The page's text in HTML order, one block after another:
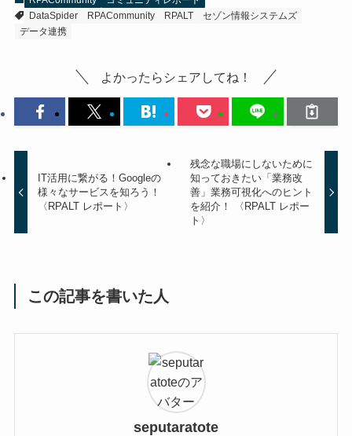
DataSpider
RPACommunity RPALT
セゾン情報システムズ
データ連携
よかったらシェアしてね！
IT活用に繋がる！Googleの
様々なサービスを知ろう！
〈RPALT レポート〉
残念な職場にしないために
知っておきたい「業務改
善」業務可視化へのヒント
を紹介！ 〈RPALT レポー
ト〉
この記事を書いた人
seputaratote